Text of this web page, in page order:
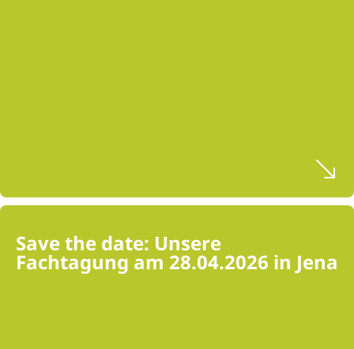
Save the date: Unsere
Fachtagung am 28.04.2026 in Jena